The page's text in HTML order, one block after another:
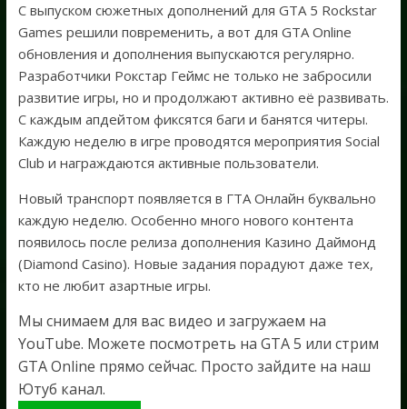
С выпуском сюжетных дополнений для GTA 5 Rockstar
Games решили повременить, а вот для GTA Online
обновления и дополнения выпускаются регулярно.
Разработчики Рокстар Геймс не только не забросили
развитие игры, но и продолжают активно её развивать.
С каждым апдейтом фиксятся баги и банятся читеры.
Каждую неделю в игре проводятся мероприятия Social
Club и награждаются активные пользователи.
Новый транспорт появляется в ГТА Онлайн буквально
каждую неделю. Особенно много нового контента
появилось после релиза дополнения Казино Даймонд
(Diamond Casino). Новые задания порадуют даже тех,
кто не любит азартные игры.
Мы снимаем для вас видео и загружаем на
YouTube. Можете посмотреть на GTA 5 или стрим
GTA Online прямо сейчас. Просто зайдите на наш
Ютуб канал.